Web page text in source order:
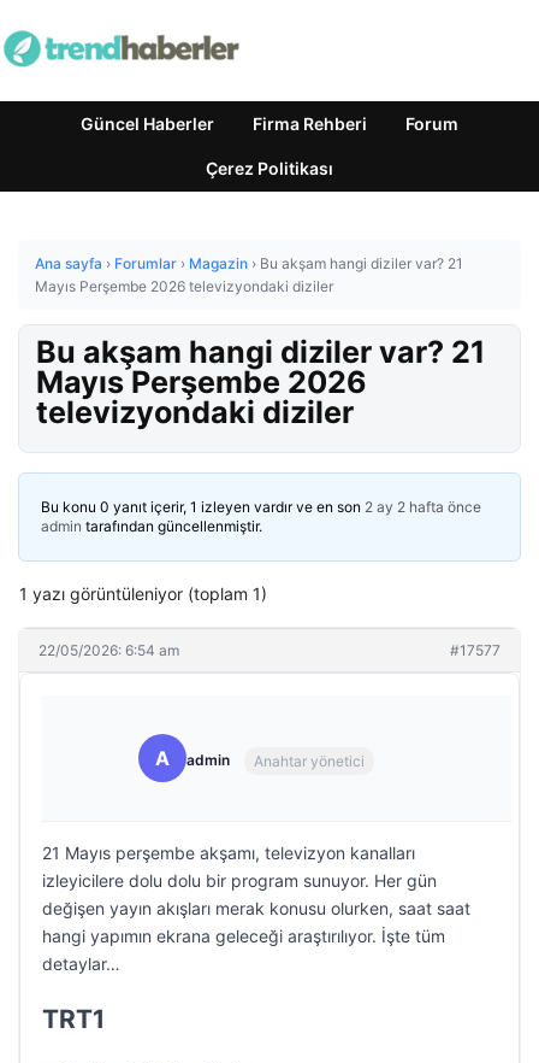
Güncel Haberler Firma Rehberi Forum
Çerez Politikası
Ana sayfa › Forumlar › Magazin › Bu akşam hangi diziler var? 21
Mayıs Perşembe 2026 televizyondaki diziler
Bu akşam hangi diziler var? 21
Mayıs Perşembe 2026
televizyondaki diziler
Bu konu 0 yanıt içerir, 1 izleyen vardır ve en son 2 ay 2 hafta önce
admin tarafından güncellenmiştir.
1 yazı görüntüleniyor (toplam 1)
22/05/2026: 6:54 am #17577
A admin Anahtar yönetici
21 Mayıs perşembe akşamı, televizyon kanalları
izleyicilere dolu dolu bir program sunuyor. Her gün
değişen yayın akışları merak konusu olurken, saat saat
hangi yapımın ekrana geleceği araştırılıyor. İşte tüm
detaylar…
TRT1